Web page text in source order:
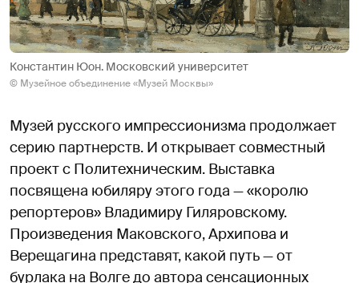
Константин Юон. Московский университет
© Музейное объединение «Музей Москвы»
Музей русского импрессионизма продолжает
серию партнерств. И открывает совместный
проект с Политехническим. Выставка
посвящена юбиляру этого года — «королю
репортеров» Владимиру Гиляровскому.
Произведения Маковского, Архипова и
Верещагина представят, какой путь — от
бурлака на Волге до автора сенсационных